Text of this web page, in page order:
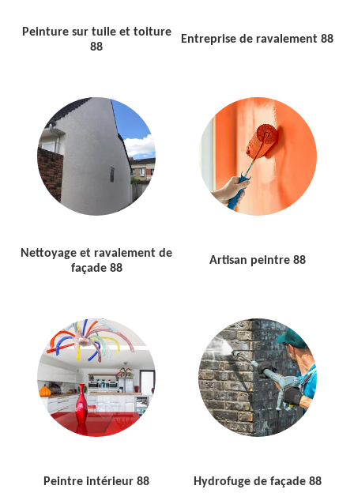
Peinture sur tuile et toiture
88
Entreprise de ravalement 88
Nettoyage et ravalement de
façade 88
Artisan peintre 88
Peintre intérieur 88 Hydrofuge de façade 88